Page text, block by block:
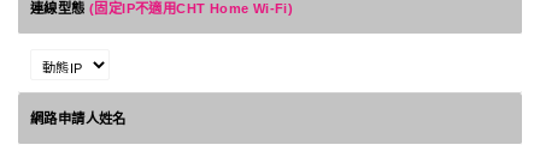
連線型態 (固定IP不適用CHT Home Wi-Fi)
網路申請人姓名